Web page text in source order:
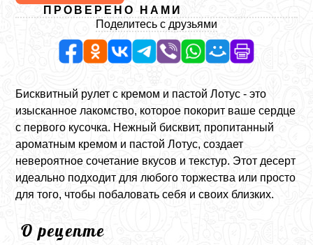
ПРОВЕРЕНО НАМИ
Поделитесь с друзьями
Бисквитный рулет с кремом и пастой Лотус - это
изысканное лакомство, которое покорит ваше сердце
с первого кусочка. Нежный бисквит, пропитанный
ароматным кремом и пастой Лотус, создает
невероятное сочетание вкусов и текстур. Этот десерт
идеально подходит для любого торжества или просто
для того, чтобы побаловать себя и своих близких.
О рецепте